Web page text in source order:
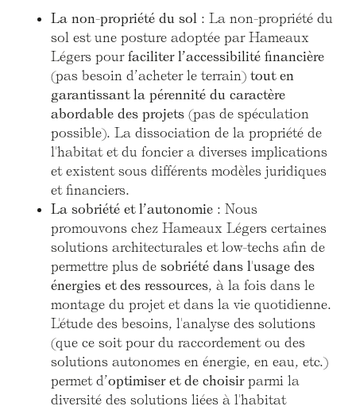
La non-propriété du sol : La non-propriété du
sol est une posture adoptée par Hameaux
Légers pour faciliter l’accessibilité financière
(pas besoin d’acheter le terrain) tout en
garantissant la pérennité du caractère
abordable des projets (pas de spéculation
possible). La dissociation de la propriété de
l'habitat et du foncier a diverses implications
et existent sous différents modèles juridiques
et financiers.
La sobriété et l’autonomie : Nous
promouvons chez Hameaux Légers certaines
solutions architecturales et low-techs afin de
permettre plus de sobriété dans l'usage des
énergies et des ressources, à la fois dans le
montage du projet et dans la vie quotidienne.
L'étude des besoins, l'analyse des solutions
(que ce soit pour du raccordement ou des
solutions autonomes en énergie, en eau, etc.)
permet d’optimiser et de choisirparmi la
diversité des solutions liées à l'habitat